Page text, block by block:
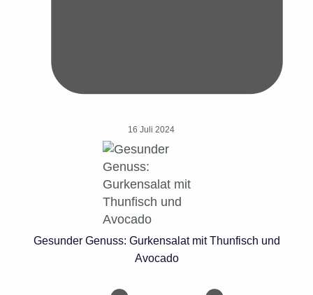
16 Juli 2024
Gesunder Genuss: Gurkensalat mit Thunfisch und
Avocado